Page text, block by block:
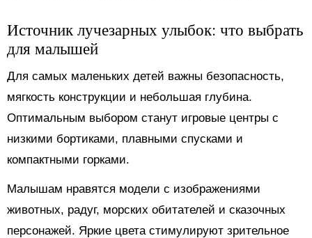
Источник лучезарных улыбок: что выбрать
для малышей
Для самых маленьких детей важны безопасность,
мягкость конструкции и небольшая глубина.
Оптимальным выбором станут игровые центры с
низкими бортиками, плавными спусками и
компактными горками.
Малышам нравятся модели с изображениями
животных, радуг, морских обитателей и сказочных
персонажей. Яркие цвета стимулируют зрительное